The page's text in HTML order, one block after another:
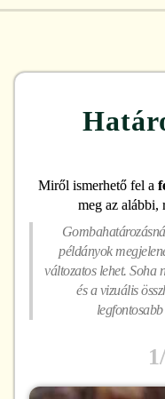
Miről ismerhető fel a
meg az alábbi,
példányok
változatos lehet. Soha
és a vizuális